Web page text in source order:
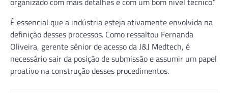
É essencial que a indústria esteja ativamente envolvida na
definição desses processos. Como ressaltou Fernanda
Oliveira, gerente sênior de acesso da J&J Medtech, é
necessário sair da posição de submissão e assumir um papel
proativo na construção desses procedimentos.